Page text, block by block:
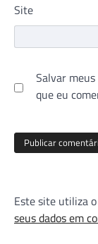
Site
Salvar
que eu
Este site utiliza
seus dados em